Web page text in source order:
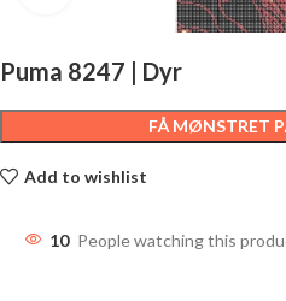
Puma 8247 | Dyr
FÅ MØNSTRET
Add to wishlist
10 People watching this